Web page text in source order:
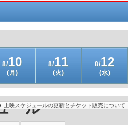
8/10
(月)
8/11
(火)
8/12
(水)
ール
上映スケジュールの更新とチケット販売について